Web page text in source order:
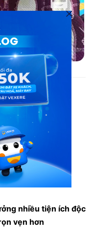
đến tại Hải
km?
nhiều tiện ích độc
vẹn hơn